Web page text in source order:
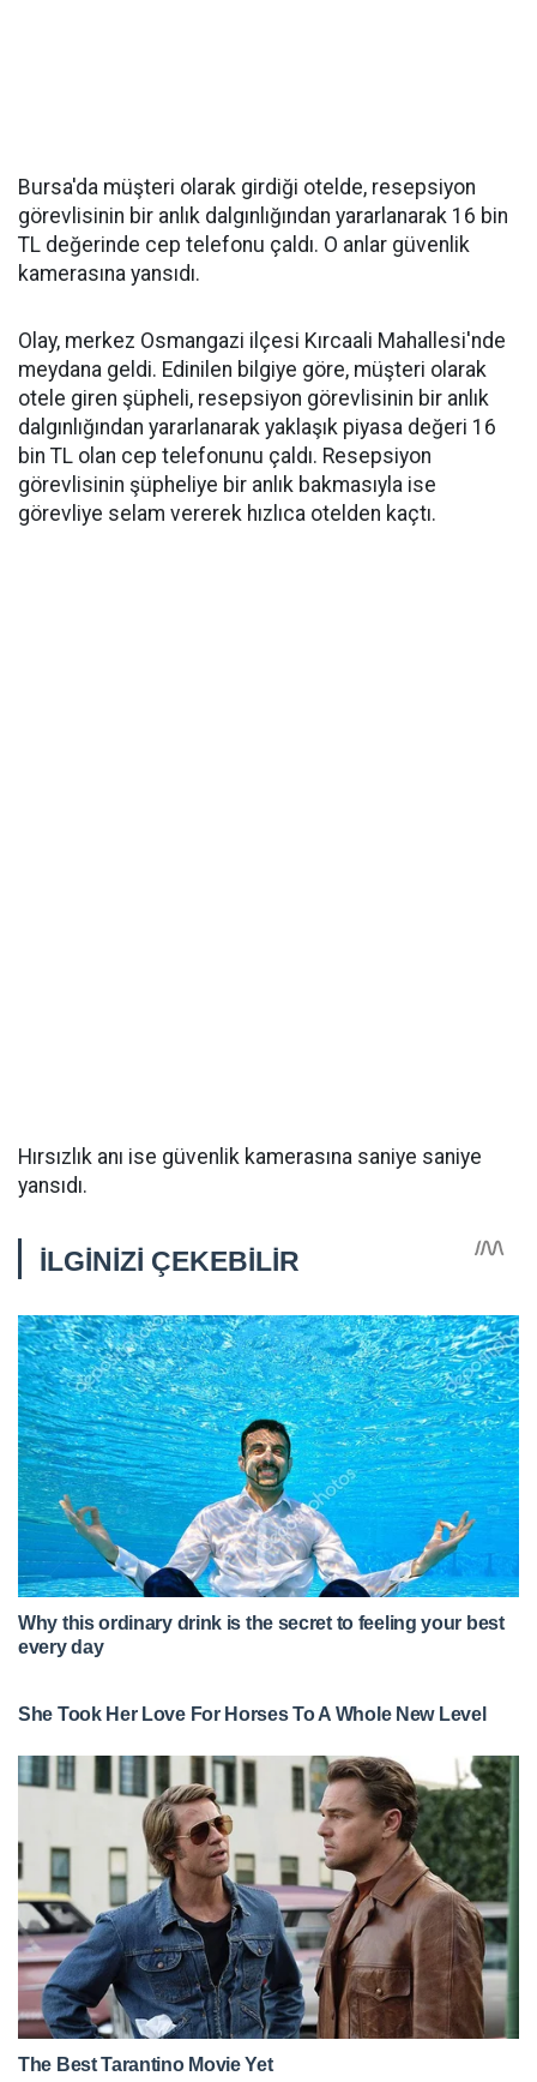
Bursa'da müşteri olarak girdiği otelde, resepsiyon
görevlisinin bir anlık dalgınlığından yararlanarak 16 bin
TL değerinde cep telefonu çaldı. O anlar güvenlik
kamerasına yansıdı.
Olay, merkez Osmangazi ilçesi Kırcaali Mahallesi'nde
meydana geldi. Edinilen bilgiye göre, müşteri olarak
otele giren şüpheli, resepsiyon görevlisinin bir anlık
dalgınlığından yararlanarak yaklaşık piyasa değeri 16
bin TL olan cep telefonunu çaldı. Resepsiyon
görevlisinin şüpheliye bir anlık bakmasıyla ise
görevliye selam vererek hızlıca otelden kaçtı.
Hırsızlık anı ise güvenlik kamerasına saniye saniye
yansıdı.